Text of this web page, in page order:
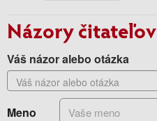
Názory čitateľov
Váš názor alebo otázka
Meno